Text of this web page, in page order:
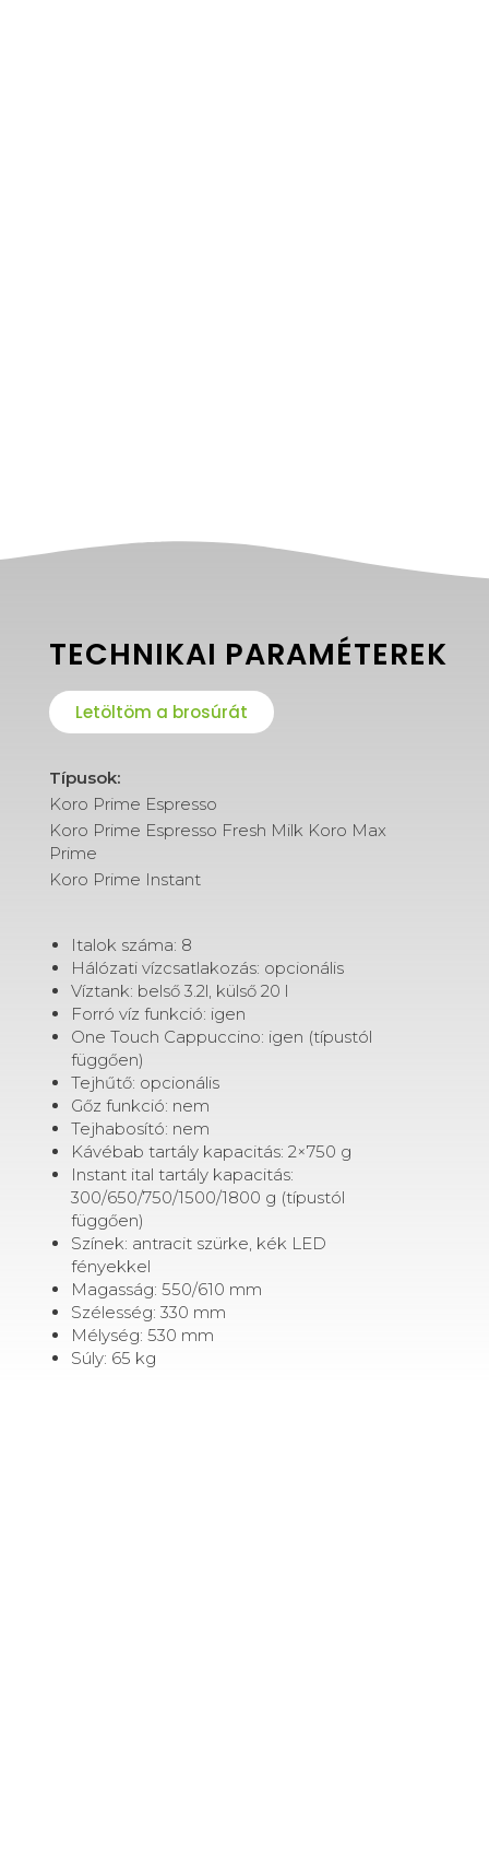
TECHNIKAI PARAMÉTEREK
Letöltöm a brosúrát
Típusok:
Koro Prime Espresso
Koro Prime Espresso Fresh Milk Koro Max
Prime
Koro Prime Instant
Italok száma: 8
Hálózati vízcsatlakozás: opcionális
Víztank: belső 3.2l, külső 20 l
Forró víz funkció: igen
One Touch Cappuccino: igen (típustól
függően)
Tejhűtő: opcionális
Gőz funkció: nem
Tejhabosító: nem
Kávébab tartály kapacitás: 2×750 g
Instant ital tartály kapacitás:
300/650/750/1500/1800 g (típustól
függően)
Színek: antracit szürke, kék LED
fényekkel
Magasság: 550/610 mm
Szélesség: 330 mm
Mélység: 530 mm
Súly: 65 kg